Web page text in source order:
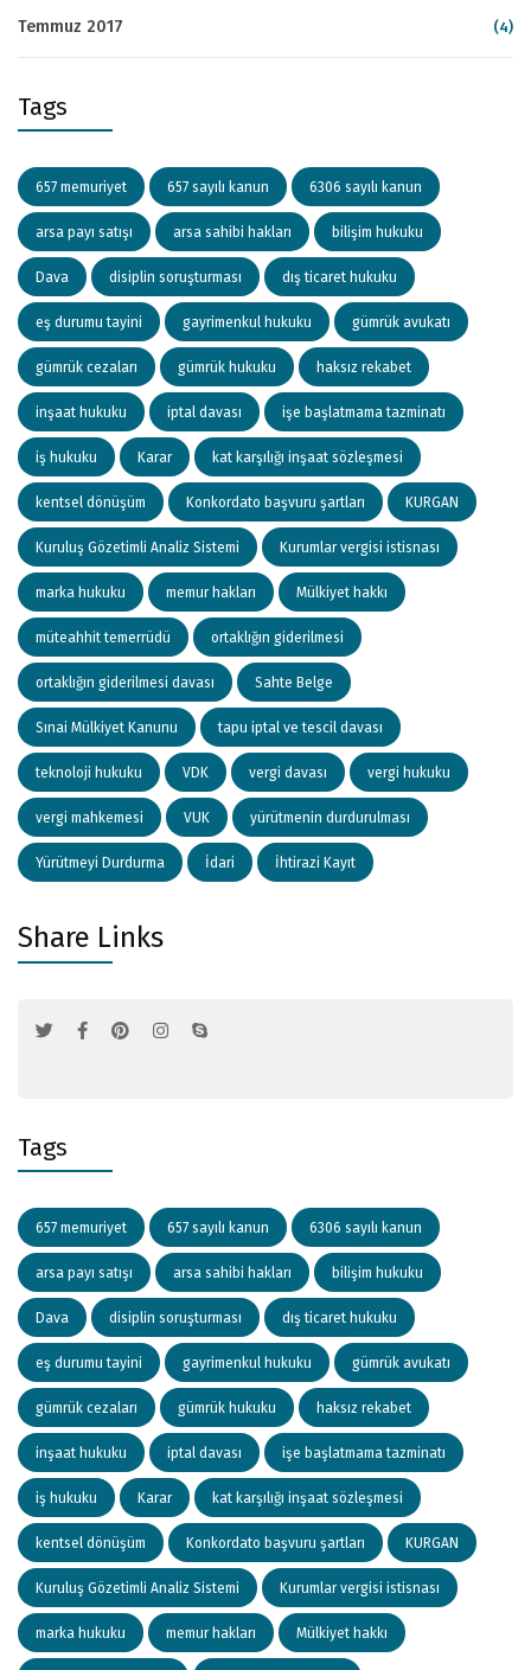
Temmuz 2017 (4)
Tags
657 memuriyet 657 sayılı kanun 6306 sayılı kanun
arsa payı satışı arsa sahibi hakları bilişim hukuku
Dava disiplin soruşturması dış ticaret hukuku
eş durumu tayini gayrimenkul hukuku gümrük avukatı
gümrük cezaları gümrük hukuku haksız rekabet
inşaat hukuku iptal davası işe başlatmama tazminatı
iş hukuku Karar kat karşılığı inşaat sözleşmesi
kentsel dönüşüm Konkordato başvuru şartları KURGAN
Kuruluş Gözetimli Analiz Sistemi Kurumlar vergisi istisnası
marka hukuku memur hakları Mülkiyet hakkı
müteahhit temerrüdü ortaklığın giderilmesi
ortaklığın giderilmesi davası Sahte Belge
Sınai Mülkiyet Kanunu tapu iptal ve tescil davası
teknoloji hukuku VDK vergi davası vergi hukuku
vergi mahkemesi VUK yürütmenin durdurulması
Yürütmeyi Durdurma İdari İhtirazi Kayıt
Share Links
Tags
657 memuriyet 657 sayılı kanun 6306 sayılı kanun
arsa payı satışı arsa sahibi hakları bilişim hukuku
Dava disiplin soruşturması dış ticaret hukuku
eş durumu tayini gayrimenkul hukuku gümrük avukatı
gümrük cezaları gümrük hukuku haksız rekabet
inşaat hukuku iptal davası işe başlatmama tazminatı
iş hukuku Karar kat karşılığı inşaat sözleşmesi
kentsel dönüşüm Konkordato başvuru şartları KURGAN
Kuruluş Gözetimli Analiz Sistemi Kurumlar vergisi istisnası
marka hukuku memur hakları Mülkiyet hakkı